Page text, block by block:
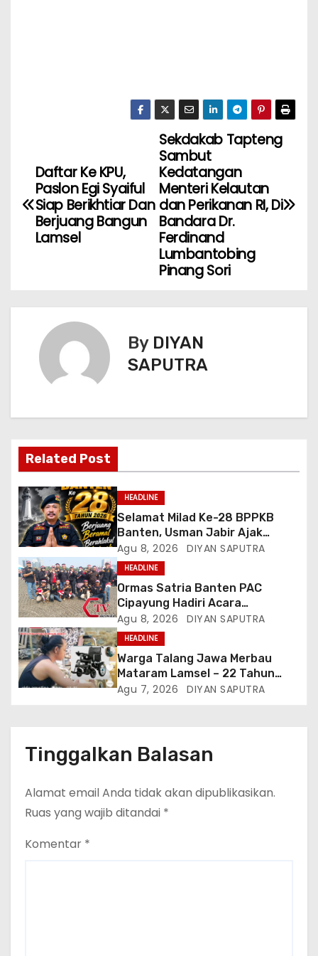
Sekdakab Tapteng
Sambut
Kedatangan
Menteri Kelautan
dan Perikanan RI, Di
Bandara Dr.
Ferdinand
Lumbantobing
Pinang Sori
Daftar Ke KPU,
Paslon Egi Syaiful
Siap Berikhtiar Dan
Berjuang Bangun
Lamsel
By DIYAN
SAPUTRA
Related Post
HEADLINE
Selamat Milad Ke-28 BPPKB
Banten, Usman Jabir Ajak
Perkuat Solidaritas Dan
Kebersamaan
Agu 8, 2026 DIYAN SAPUTRA
HEADLINE
Ormas Satria Banten PAC
Cipayung Hadiri Acara
Menjelang HUT Ke-81
Kemerdekaan RI Di Silang Monas
Agu 8, 2026 DIYAN SAPUTRA
HEADLINE
Warga Talang Jawa Merbau
Mataram Lamsel – 22 Tahun
Lumpuh Vina Agustina Viral Di
Cakrawala Tv Meminta Pemda
Lamsel Bertindak
Agu 7, 2026 DIYAN SAPUTRA
Tinggalkan Balasan
Alamat email Anda tidak akan dipublikasikan.
Ruas yang wajib ditandai *
Komentar *